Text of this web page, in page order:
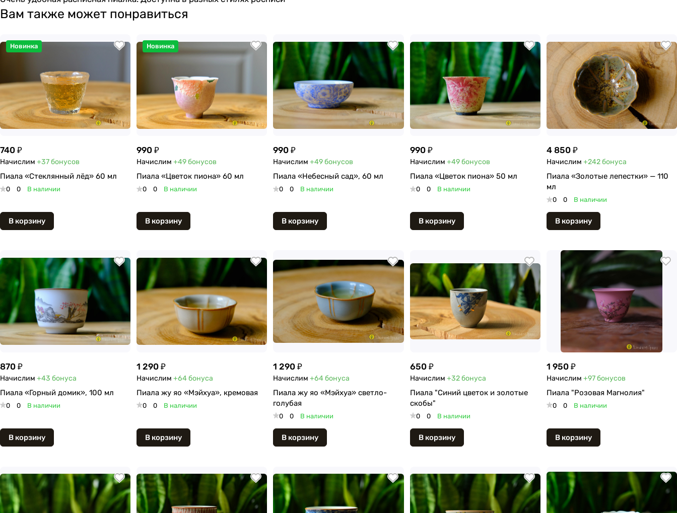
Вам также может понравиться
Новинка
740 ₽
Начислим +37бонусов
Пиала «Стеклянный лёд» 60 мл
0 0 В наличии
В корзину
Новинка
990 ₽
Начислим +49бонусов
Пиала «Цветок пиона» 60 мл
0 0 В наличии
В корзину
990 ₽
Начислим +49бонусов
Пиала «Небесный сад», 60 мл
0 0 В наличии
В корзину
990 ₽
Начислим +49 бонусов
Пиала «Цветок пиона» 50 мл
0 0 В наличии
В корзину
4 850 ₽
Начислим +242бонуса
Пиала «Золотые лепестки» — 110
мл
0 0 В наличии
В корзину
870 ₽
Начислим +43 бонуса
Пиала «Горный домик», 100 мл
0 0 В наличии
В корзину
1 290 ₽
Начислим +64бонуса
Пиала жу яо «Мэйхуа», кремовая
0 0 В наличии
В корзину
1 290 ₽
Начислим +64бонуса
Пиала жу яо «Мэйхуа» светло-
голубая
0 0 В наличии
В корзину
650 ₽
Начислим +32 бонуса
Пиала "Синий цветок и золотые
скобы"
0 0 В наличии
В корзину
1 950 ₽
Начислим +97бонусов
Пиала "Розовая Магнолия"
0 0 В наличии
В корзину